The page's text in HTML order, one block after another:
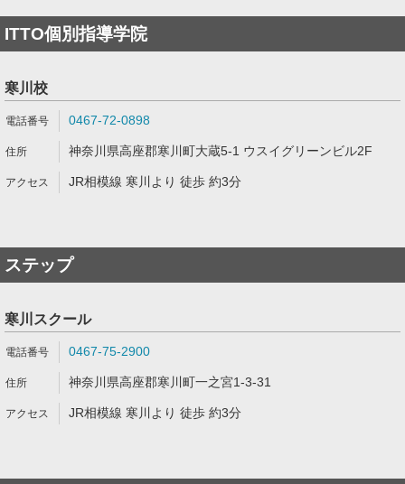
ITTO個別指導学院
寒川校
0467-72-0898
神奈川県高座郡寒川町大蔵5-1 ウスイグリーンビル2F
JR相模線 寒川より 徒歩 約3分
ステップ
寒川スクール
0467-75-2900
神奈川県高座郡寒川町一之宮1-3-31
JR相模線 寒川より 徒歩 約3分